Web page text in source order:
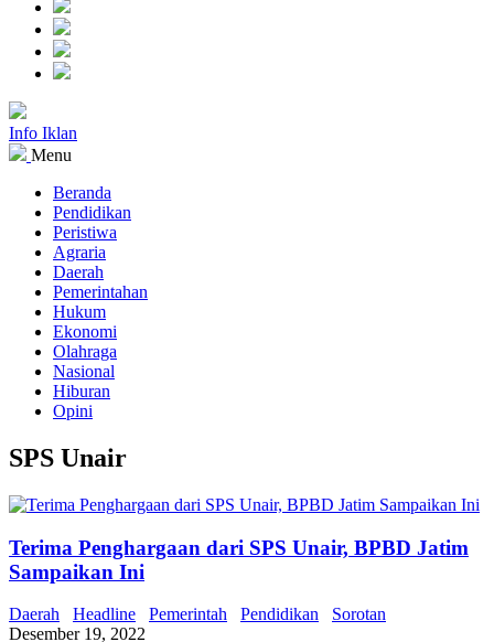
Info Iklan
Menu
Beranda
Pendidikan
Peristiwa
Agraria
Daerah
Pemerintahan
Hukum
Ekonomi
Olahraga
Nasional
Hiburan
Opini
SPS Unair
Terima Penghargaan dari SPS Unair, BPBD Jatim
Sampaikan Ini
Daerah Headline Pemerintah Pendidikan
Sorotan
Desember 19, 2022